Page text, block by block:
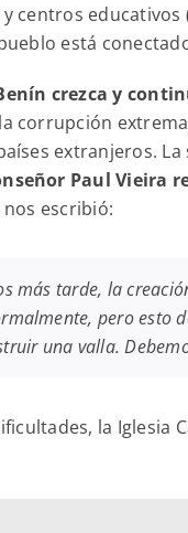
centros
está
crezca y
corrupción
extranjeros.
Paul Vieira
nos escribió:
más tarde, la
pero esto
una valla.
la Iglesia